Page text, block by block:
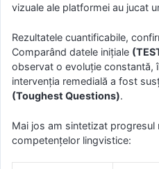
vizuale ale platformei au jucat
Rezultatele cuantificabile,
Comparând datele inițiale
observat o evoluție constantă,
intervenția remedială a fost
(Toughest Questions).
Mai jos am sintetizat progresul
competențelor lingvistice: